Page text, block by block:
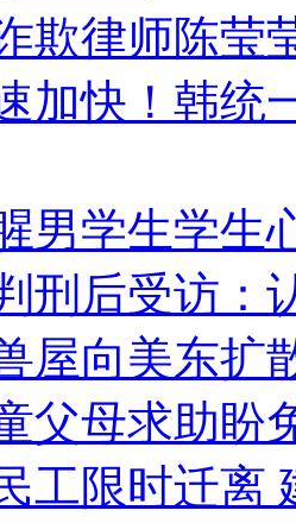
欺律师陈莹
加快！韩统
男学生学生
刑后受访：
屋向美东扩
父母求助盼
工限时迁离